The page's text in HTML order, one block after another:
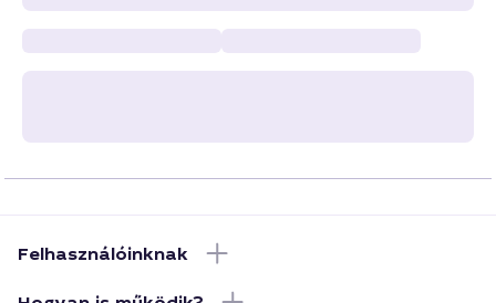
Felhasználóinknak